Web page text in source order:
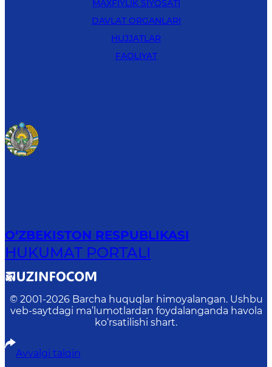
MAXFIYLIK SIYOSATI
DAVLAT ORGANLARI
HUJJATLAR
FAOLIYAT
O‘ZBEKISTON RESPUBLIKASI
HUKUMAT PORTALI
© 2001-2026 Barcha huquqlar himoyalangan. Ushbu
veb-saytdagi ma’lumotlardan foydalanganda havola
ko‘rsatilishi shart.
Avvalgi talqin